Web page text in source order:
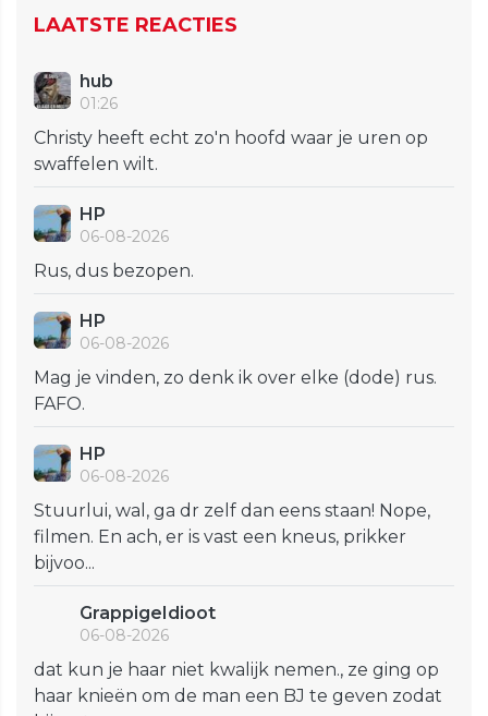
LAATSTE REACTIES
hub
01:26
Christy heeft echt zo'n hoofd waar je uren op
swaffelen wilt.
HP
06-08-2026
Rus, dus bezopen.
HP
06-08-2026
Mag je vinden, zo denk ik over elke (dode) rus.
FAFO.
HP
06-08-2026
Stuurlui, wal, ga dr zelf dan eens staan! Nope,
filmen. En ach, er is vast een kneus, prikker
bijvoo...
GrappigeIdioot
06-08-2026
dat kun je haar niet kwalijk nemen., ze ging op
haar knieën om de man een BJ te geven zodat